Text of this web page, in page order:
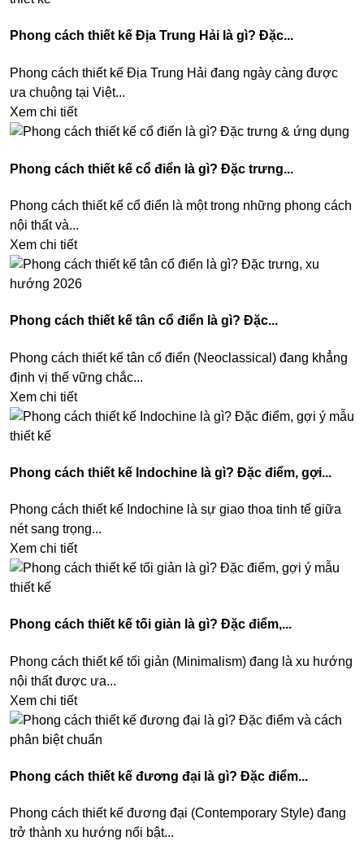
Phong cách thiết kế Địa Trung Hải là gì? Đặc...
Phong cách thiết kế Địa Trung Hải đang ngày càng được
ưa chuộng tại Việt...
Xem chi tiết
Phong cách thiết kế cổ điển là gì? Đặc trưng...
Phong cách thiết kế cổ điển là một trong những phong cách
nội thất và...
Xem chi tiết
Phong cách thiết kế tân cổ điển là gì? Đặc...
Phong cách thiết kế tân cổ điển (Neoclassical) đang khẳng
định vị thế vững chắc...
Xem chi tiết
Phong cách thiết kế Indochine là gì? Đặc điểm, gợi...
Phong cách thiết kế Indochine là sự giao thoa tinh tế giữa
nét sang trọng...
Xem chi tiết
Phong cách thiết kế tối giản là gì? Đặc điểm,...
Phong cách thiết kế tối giản (Minimalism) đang là xu hướng
nội thất được ưa...
Xem chi tiết
Phong cách thiết kế đương đại là gì? Đặc điểm...
Phong cách thiết kế đương đại (Contemporary Style) đang
trở thành xu hướng nổi bật...